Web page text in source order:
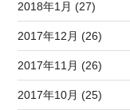
2018年1月 (27)
2017年12月 (26)
2017年11月 (26)
2017年10月 (25)